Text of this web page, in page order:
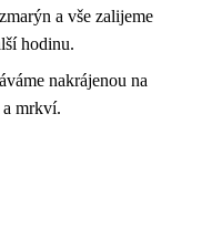
a vše zalijeme
hodinu.
nakrájenou na
mrkví.